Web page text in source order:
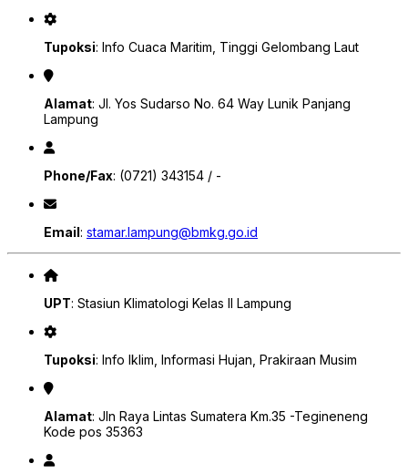
Tupoksi: Info Cuaca Maritim, Tinggi Gelombang Laut
Alamat: Jl. Yos Sudarso No. 64 Way Lunik Panjang
Lampung
Phone/Fax: (0721) 343154 / -
Email: stamar.lampung@bmkg.go.id
UPT: Stasiun Klimatologi Kelas II Lampung
Tupoksi: Info Iklim, Informasi Hujan, Prakiraan Musim
Alamat: Jln Raya Lintas Sumatera Km.35 -Tegineneng
Kode pos 35363